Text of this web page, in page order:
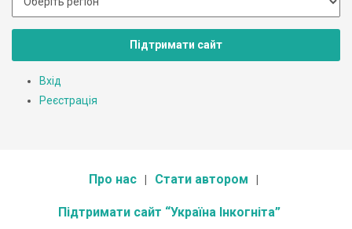
Підтримати сайт
Вхід
Реєстрація
Про нас Стати автором
Підтримати сайт “Україна Інкогніта”